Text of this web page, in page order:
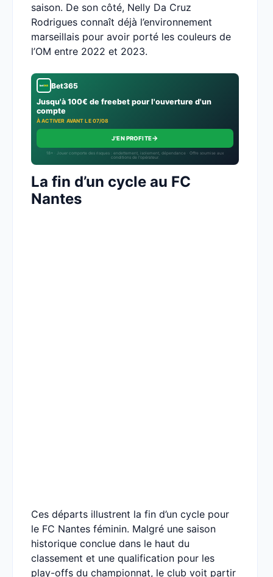
saison. De son côté, Nelly Da Cruz
Rodrigues connaît déjà l’environnement
marseillais pour avoir porté les couleurs de
l’OM entre 2022 et 2023.
Bet365
Jusqu'à 100€ de freebet pour l'ouverture d'un
compte
À ACTIVER AVANT LE 07/08
J'EN PROFITE→
18+ · Jouer comporte des risques : endettement, isolement, dépendance · Offre soumise aux
conditions de l’opérateur.
La fin d’un cycle au FC
Nantes
Ces départs illustrent la fin d’un cycle pour
le FC Nantes féminin. Malgré une saison
historique conclue dans le haut du
classement et une qualification pour les
play-offs du championnat, le club voit partir